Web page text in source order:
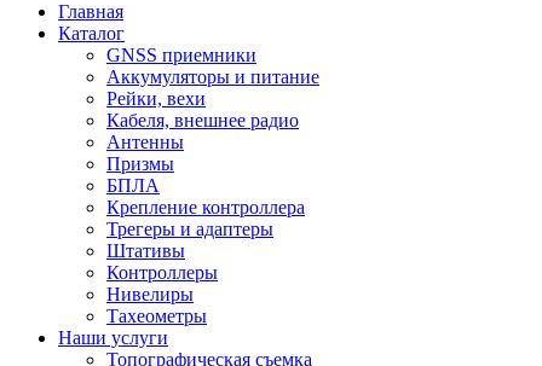
Главная
Каталог
GNSS приемники
Аккумуляторы и питание
Рейки, вехи
Кабеля, внешнее радио
Антенны
Призмы
БПЛА
Крепление контроллера
Трегеры и адаптеры
Штативы
Контроллеры
Нивелиры
Тахеометры
Наши услуги
Топографическая съемка